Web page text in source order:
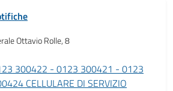
Ottavio Rolle, 8
300422 - 0123 300421 - 0123
CELLULARE DI SERVIZIO